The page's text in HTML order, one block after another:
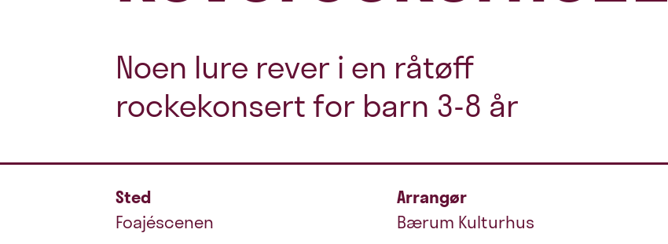
Noen lure rever i en råtøff
rockekonsert for barn 3-8 år
Sted
Foajéscenen
Arrangør
Bærum Kulturhus